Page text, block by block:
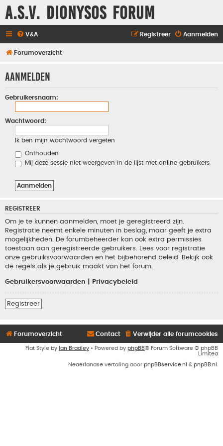
A.S.V. Dionysos Forum
V&A Aanmelden
Registreer
Forumoverzicht
Aanmelden
Gebruikersnaam:
Wachtwoord:
Ik ben mijn wachtwoord vergeten
Onthouden
Mij deze sessie niet weergeven in de lijst met online gebruikers
REGISTREER
Om je te kunnen aanmelden, moet je geregistreerd zijn.
Registratie neemt enkele minuten in beslag, maar geeft je extra
mogelijkheden. De forumbeheerder kan ook extra permissies
toestaan aan geregistreerde gebruikers. Lees voor registratie
onze gebruiksvoorwaarden en het bijbehorend beleid. Bekijk ook
de regels als je gebruik maakt van het forum.
Gebruikersvoorwaarden Privacybeleid
Registreer
Forumoverzicht Verwijder alle forumcookies
Contact
Flat Style by Ian Bradley • Powered by phpBB® Forum Software © phpBB
Limited
Nederlandse vertaling door phpBBservice.nl & phpBB.nl .